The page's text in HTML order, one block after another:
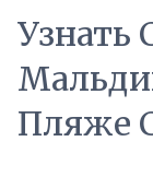
Пляже